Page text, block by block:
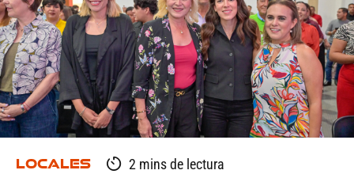
LOCALES 2 mins de lectura